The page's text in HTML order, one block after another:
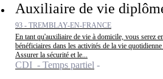
Auxiliaire de vie
93 - TREMBLAY-EN-FRANCE
En tant qu'auxiliaire de vie à domicile, vous serez
bénéficiaires dans les activités de la vie
Assurer la sécurité et le...
CDI - Temps partiel